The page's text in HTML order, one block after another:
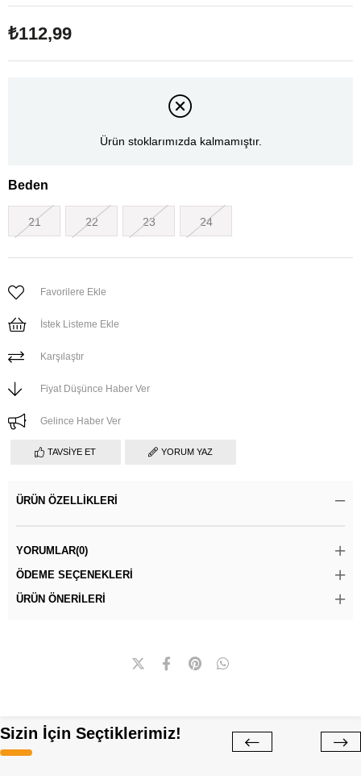
₺112,99
Ürün stoklarımızda kalmamıştır.
Beden
21 22 23 24
Favorilere Ekle
İstek Listeme Ekle
Karşılaştır
Fiyat Düşünce Haber Ver
Gelince Haber Ver
TAVSIYE ET YORUM YAZ
ÜRÜN ÖZELLIKLERI
YORUMLAR(0)
ÖDEME SEÇENEKLERI
ÜRÜN ÖNERILERI
Sizin İçin Seçtiklerimiz!